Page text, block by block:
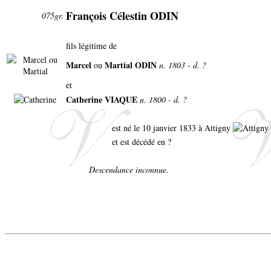
075gr. François Célestin ODIN
fils légitime de
Marcel ou Martial ODIN n. 1803 - d. ?
et
Catherine VIAQUE n. 1800 - d. ?
est né le 10 janvier 1833 à Attigny
et est décédé en ?
Descendance inconnue.